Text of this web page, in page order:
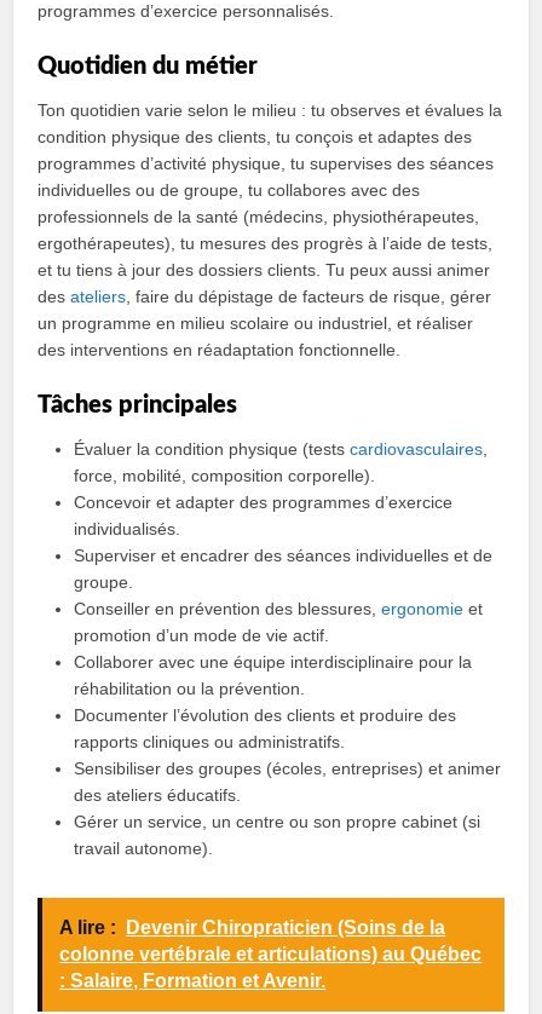
programmes d’exercice personnalisés.
Quotidien du métier
Ton quotidien varie selon le milieu : tu observes et évalues la
condition physique des clients, tu conçois et adaptes des
programmes d’activité physique, tu supervises des séances
individuelles ou de groupe, tu collabores avec des
professionnels de la santé (médecins, physiothérapeutes,
ergothérapeutes), tu mesures des progrès à l’aide de tests,
et tu tiens à jour des dossiers clients. Tu peux aussi animer
desateliers , faire du dépistage de facteurs de risque, gérer
un programme en milieu scolaire ou industriel, et réaliser
des interventions en réadaptation fonctionnelle.
Tâches principales
Évaluer la condition physique (testscardiovasculaires
force, mobilité, composition corporelle).
Concevoir et adapter des programmes d’exercice
individualisés.
Superviser et encadrer des séances individuelles et de
groupe.
Conseiller en prévention des blessures,ergonomie et
promotion d’un mode de vie actif.
Collaborer avec une équipe interdisciplinaire pour la
réhabilitation ou la prévention.
Documenter l’évolution des clients et produire des
rapports cliniques ou administratifs.
Sensibiliser des groupes (écoles, entreprises) et animer
des ateliers éducatifs.
Gérer un service, un centre ou son propre cabinet (si
travail autonome).
A lire :
Devenir Chiropraticien (Soins de la
colonne vertébrale et articulations) au Québec
: Salaire, Formation et Avenir.